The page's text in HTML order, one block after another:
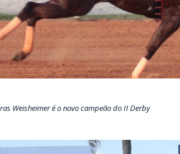
Weisheimer é o novo campeão do II Derby